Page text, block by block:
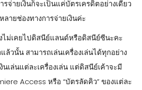
จ่ายเงินก็จะเป็นแค่บัตรเครดิตอย่างเดียว
ายช่องทางการจ่ายเงินค่ะ
ไม่เคยไปดิสนีย์แลนด์หรือดิสนีย์ซีนะคะ
ล้วนั้น สามารถเล่นเครื่องเล่นได้ทุกอย่าง
นเล่นแต่ละเครื่องเล่น แต่ดิสนีย์เค้าจะมี
Access หรือ “บัตรลัดคิว” ของแต่ละ